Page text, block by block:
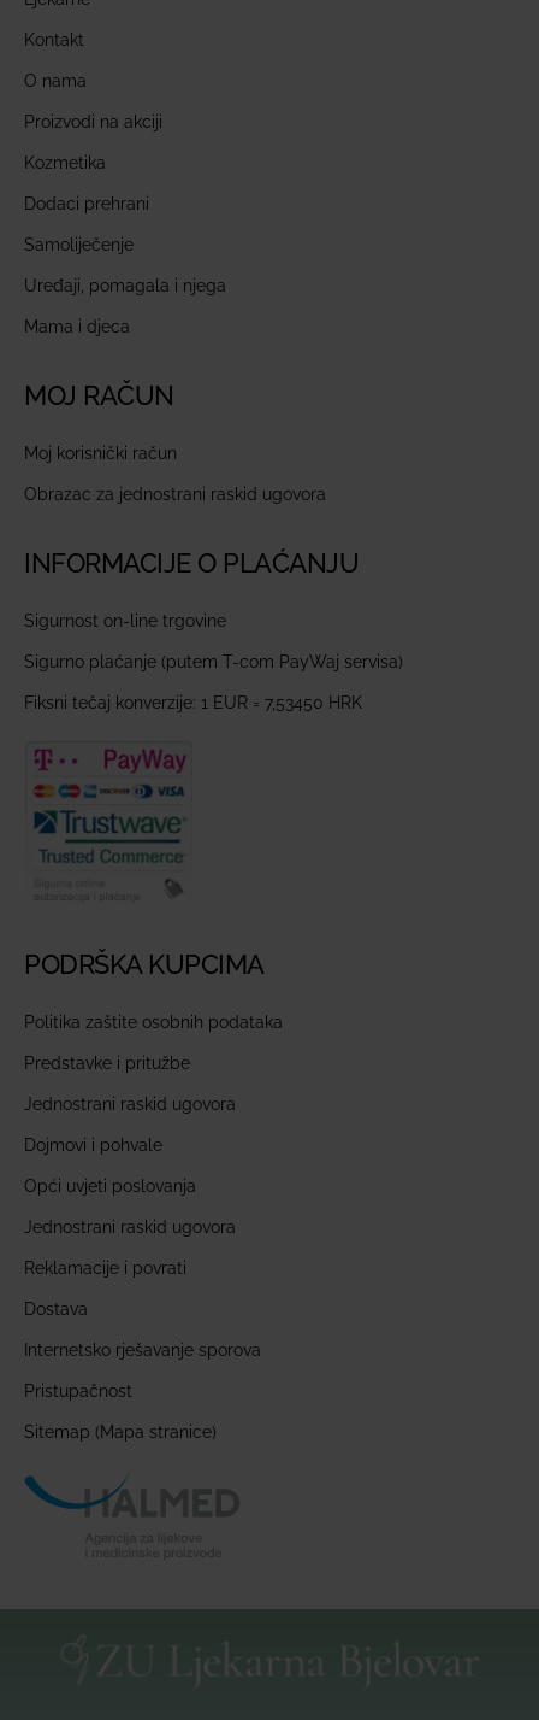
Kontakt
O nama
Proizvodi na akciji
Kozmetika
Dodaci prehrani
Samoliječenje
Uređaji, pomagala i njega
Mama i djeca
MOJ RAČUN
Moj korisnički račun
Obrazac za jednostrani raskid ugovora
INFORMACIJE O PLAĆANJU
Sigurnost on-line trgovine
Sigurno plaćanje (putem T-com PayWaj servisa)
Fiksni tečaj konverzije: 1 EUR = 7,53450 HRK
PODRŠKA KUPCIMA
Politika zaštite osobnih podataka
Predstavke i pritužbe
Jednostrani raskid ugovora
Dojmovi i pohvale
Opći uvjeti poslovanja
Jednostrani raskid ugovora
Reklamacije i povrati
Dostava
Internetsko rješavanje sporova
Pristupačnost
Sitemap (Mapa stranice)